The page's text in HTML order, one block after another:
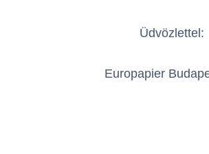
Üdvözlettel:
Europapier